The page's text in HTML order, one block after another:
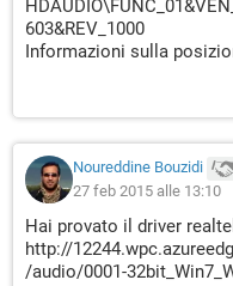
603&REV_1000
Informazioni sulla
Noureddine Bouzidi
27 feb 2015 alle 13:10
Hai provato il driver
http://
/audio/0001-